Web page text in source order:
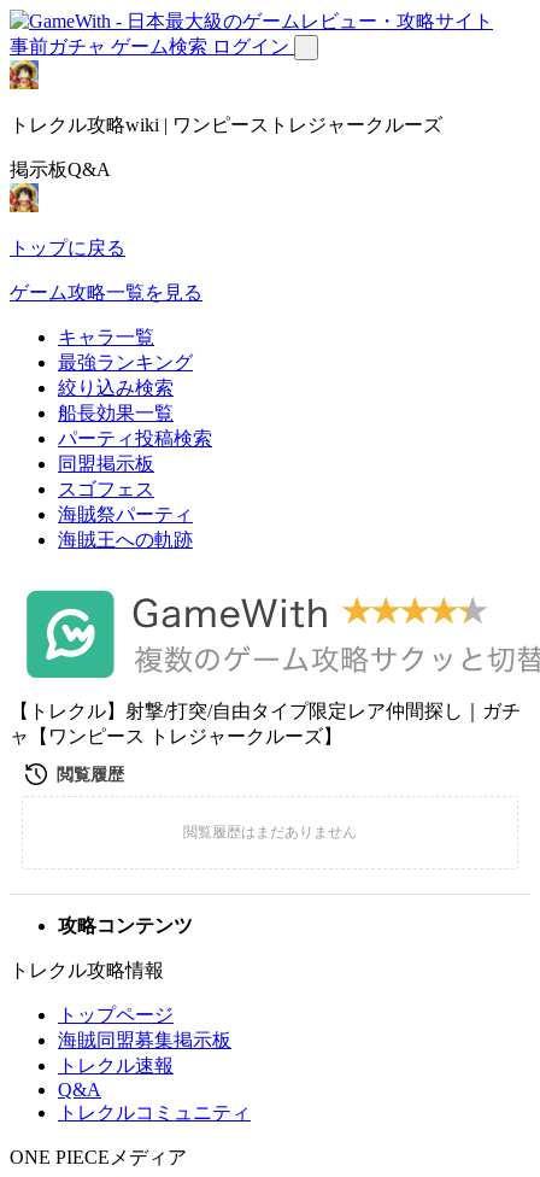
事前ガチャ ゲーム検索 ログイン
トレクル攻略wiki | ワンピーストレジャークルーズ
掲示板Q&A
トップに戻る
ゲーム攻略一覧を見る
キャラ一覧
最強ランキング
絞り込み検索
船長効果一覧
パーティ投稿検索
同盟掲示板
スゴフェス
海賊祭パーティ
海賊王への軌跡
【トレクル】射撃/打突/自由タイプ限定レア仲間探し｜ガチ
ャ【ワンピース トレジャークルーズ】
攻略コンテンツ
トレクル攻略情報
トップページ
海賊同盟募集掲示板
トレクル速報
Q&A
トレクルコミュニティ
ONE PIECEメディア